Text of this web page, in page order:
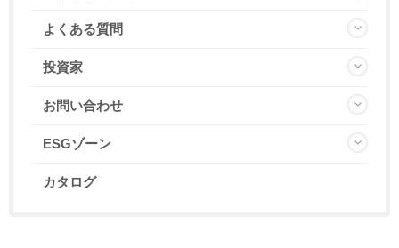
よくある質問
投資家
お問い合わせ
ESGゾーン
カタログ